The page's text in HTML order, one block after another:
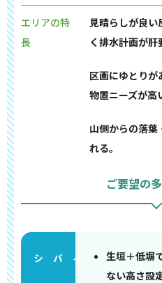
エリアの特
長
見晴らしが良い
く排水計画が肝
区画にゆとりが
物置ニーズが高
山側からの落葉
れる。
ご要望の
生垣＋低塀
ない高さ設